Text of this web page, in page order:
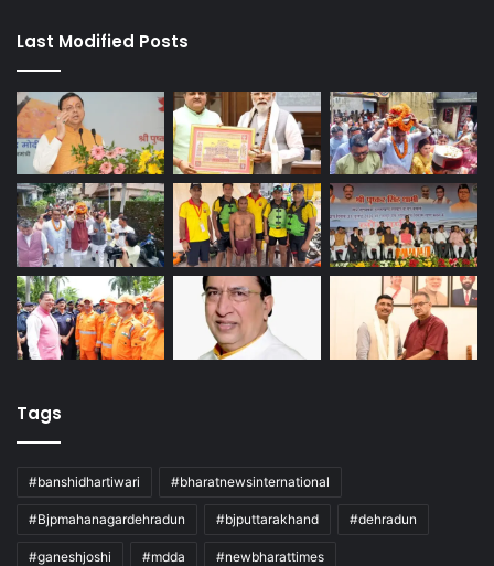
Last Modified Posts
Tags
#banshidhartiwari #bharatnewsinternational
#Bjpmahanagardehradun #bjputtarakhand #dehradun
#ganeshjoshi #mdda #newbharattimes